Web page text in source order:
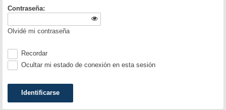
Contraseña:
Olvidé mi contraseña
Recordar
Ocultar mi estado de conexión en esta sesión